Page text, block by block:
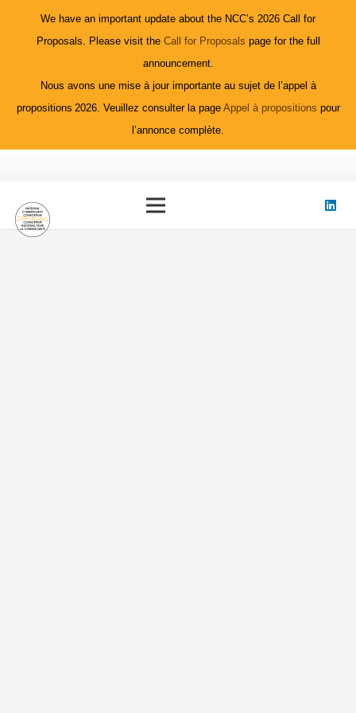
We have an important update about the NCC’s 2026 Call for
Proposals. Please visit the Call for Proposals page for the full
announcement.
Nous avons une mise à jour importante au sujet de l’appel à
propositions 2026. Veuillez consulter la page Appel à propositions pour
l’annonce complète.